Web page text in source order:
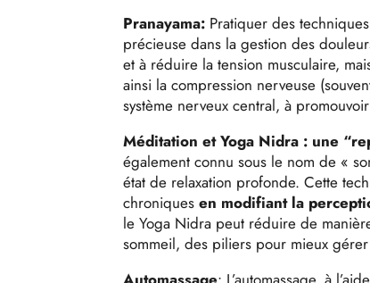
Pranayama: Pratiquer des
précieuse dans la gestion des
et à réduire la tension musculaire,
ainsi la compression nerveuse
système nerveux central, à
Méditation et Yoga Nidra : une
également connu sous le nom de «
état de relaxation profonde. Cette
chroniquesen modifiant la
le Yoga Nidra peut réduire de
sommeil, des piliers pour mieux